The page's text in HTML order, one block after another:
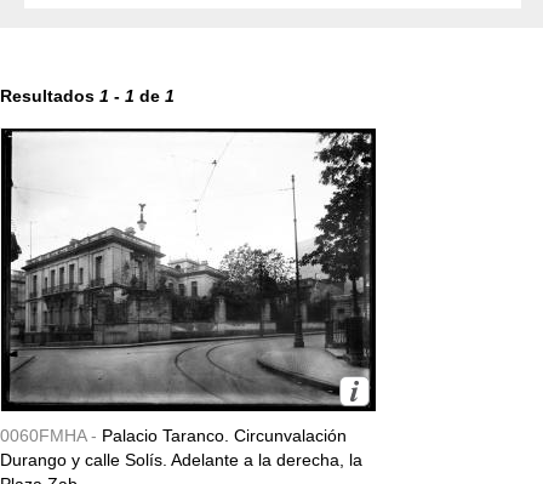
Resultados 1 - 1 de 1
0060FMHA - Palacio Taranco. Circunvalación
Durango y calle Solís. Adelante a la derecha, la